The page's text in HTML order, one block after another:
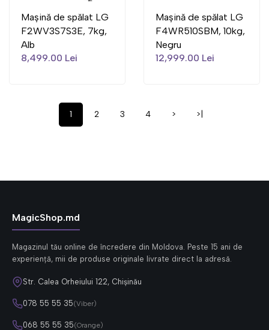
Mașină de spălat LG
F2WV3S7S3E, 7kg,
Alb
8,499.00 Lei
Mașină de spălat LG
F4WR510SBM, 10kg,
Negru
12,999.00 Lei
1 2 3 4 > >|
MagicShop.md
Magazinul tău online de încredere din Moldova. Peste 15 ani de
experiență, mii de produse originale livrate direct la adresă.
Str. Calea Orheiului 122, Chișinău
078 55 55 35(Viber)
068 55 55 35(Orange)